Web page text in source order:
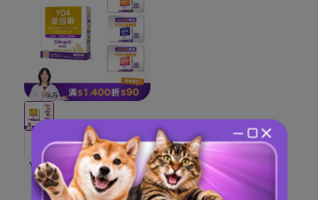
蝦紅素、智利酒果、紫米萃
取物 | 速吸收葉黃素小分子
Y04 優固眼｜眼睛健康保
養
NT$850NT$1,150